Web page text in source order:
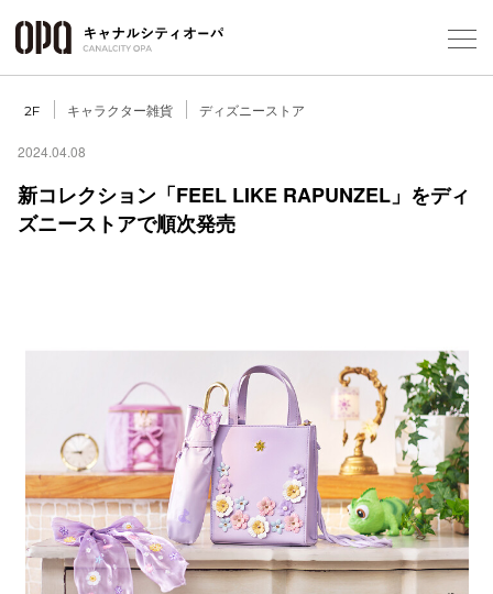
2F キャラクター雑貨 ディズニーストア
2024.04.08
新コレクション「FEEL LIKE RAPUNZEL」をディ
ズニーストアで順次発売
フロア
施設案内
アクセ
スタッ
電話で